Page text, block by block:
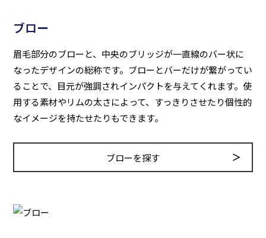
ブロー
眉毛部分のブローと、中央のブリッジが一直線のバー状に
なったデザインの総称です。ブローとバーだけが繋がってい
ることで、目元が強調されインパクトを与えてくれます。使
用する素材やリムの太さによって、すっきりさせたり個性的
なイメージを持たせたりもできます。
ブローを探す